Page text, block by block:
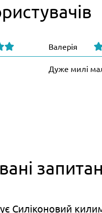
Валерія
Дуже милі
Силіконовий